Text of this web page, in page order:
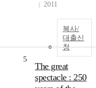
2011
복사/
대출신
청
5
The great
spectacle : 250